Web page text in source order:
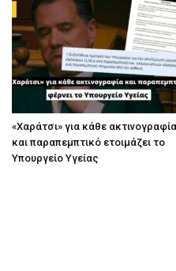
«Χαράτσι» για κάθε ακτινογραφία
και παραπεμπτικό ετοιμάζει το
Υπουργείο Υγείας